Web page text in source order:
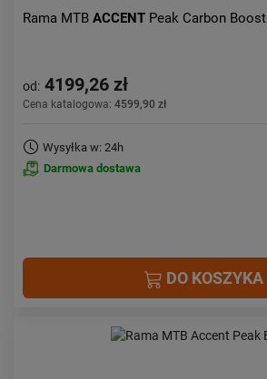
Rama MTB ACCENT Peak Carbon Boost
od: 4199,26 zł
Cena katalogowa: 4599,90 zł
Wysyłka w: 24h
Darmowa dostawa
DO KOSZYKA